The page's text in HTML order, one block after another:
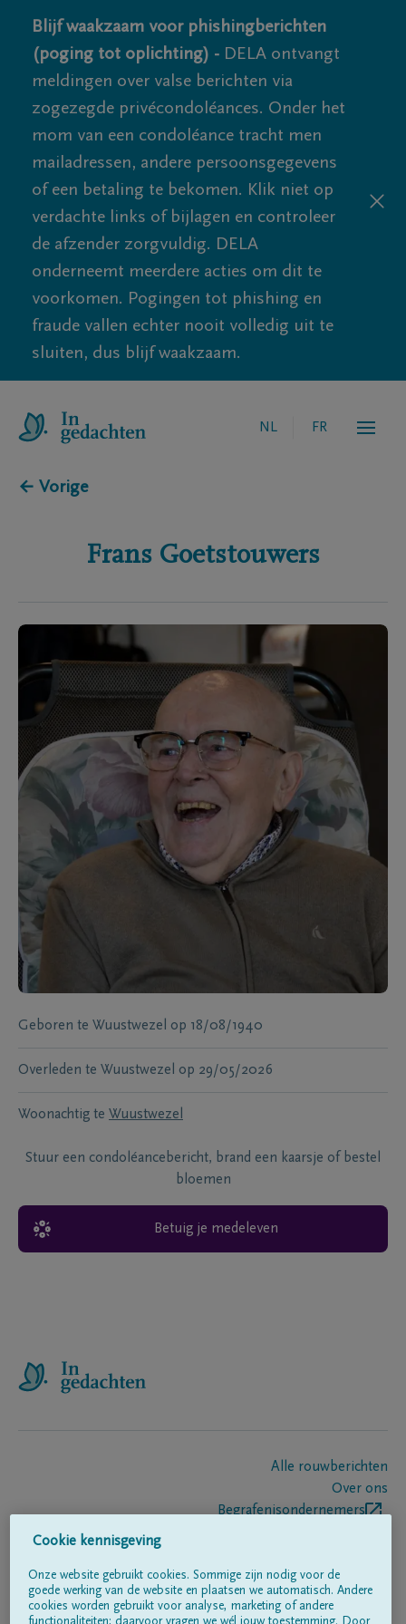
Blijf waakzaam voor phishingberichten
(poging tot oplichting) - DELA ontvangt
meldingen over valse berichten via
zogezegde privécondoléances. Onder het
mom van een condoléance tracht men
mailadressen, andere persoonsgegevens
of een betaling te bekomen. Klik niet op
verdachte links of bijlagen en controleer
de afzender zorgvuldig. DELA
onderneemt meerdere acties om dit te
voorkomen. Pogingen tot phishing en
fraude vallen echter nooit volledig uit te
sluiten, dus blijf waakzaam.
NL FR
← Vorige
Frans Goetstouwers
Geboren te Wuustwezel op 18/08/1940
Overleden te Wuustwezel op 29/05/2026
Woonachtig te Wuustwezel
Stuur een condoléancebericht, brand een kaarsje of bestel
bloemen
Betuig je medeleven
Alle rouwberichten
Over ons
Begrafenisondernemers
Volg ons op
Cookie kennisgeving
Onze website gebruikt cookies. Sommige zijn nodig voor de
goede werking van de website en plaatsen we automatisch. Andere
cookies worden gebruikt voor analyse, marketing of andere